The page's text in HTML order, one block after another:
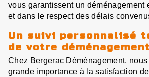
vous garantissent un déménagement
et dans le respect des délais
Un suivi personnalisé
de votre
Chez Bergerac Déménagement,
grande importance à la satisfaction